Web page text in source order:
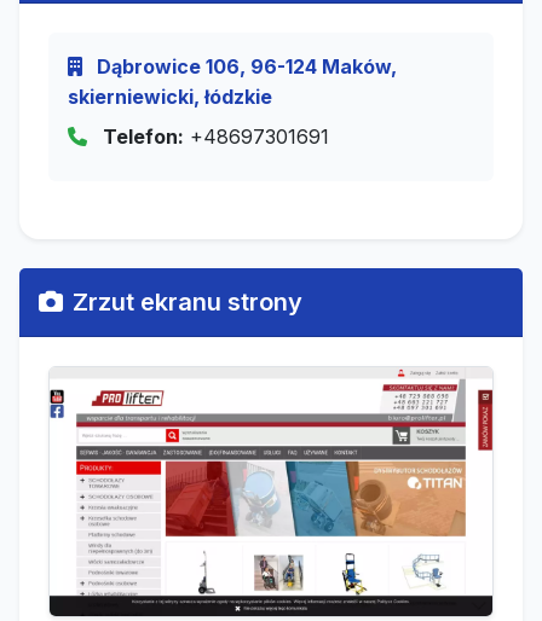
Dąbrowice 106, 96-124 Maków,
skierniewicki, łódzkie
Telefon: +48697301691
Zrzut ekranu strony